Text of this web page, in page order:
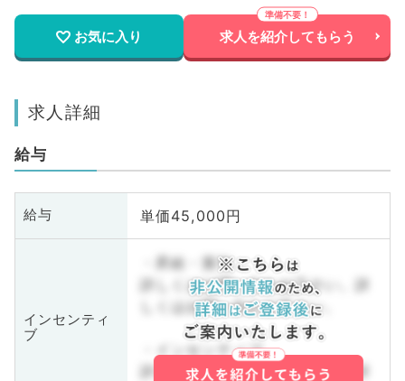
お気に入り 求人を紹介してもらう
求人詳細
給与
給与 単価45,000円
インセンティ
ブ
・昇給・賞与
詳しくはお問い合わせ下さい。詳
しくはお問い合わせ下さい。
・インセンティブ
詳しくはお問い合わせ下さい。詳